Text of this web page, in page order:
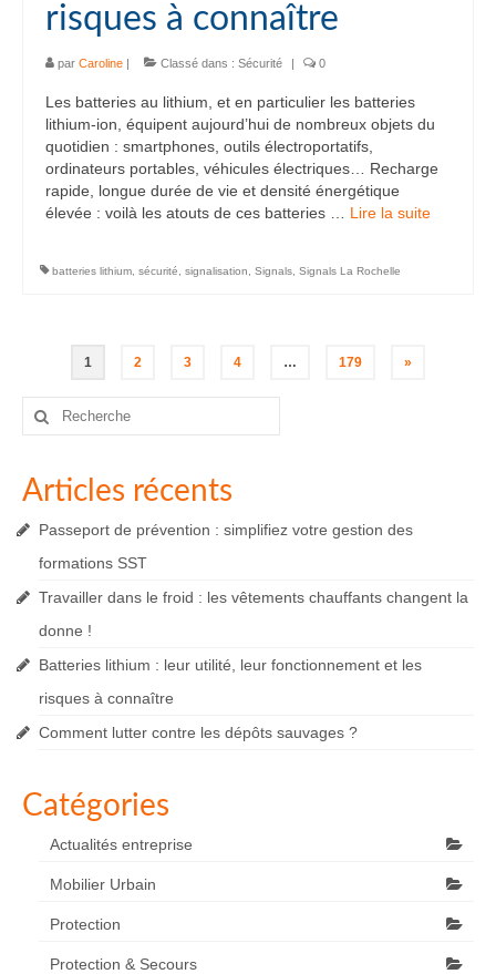
risques à connaître
par Caroline | Classé dans : Sécurité | 0
Les batteries au lithium, et en particulier les batteries
lithium-ion, équipent aujourd’hui de nombreux objets du
quotidien : smartphones, outils électroportatifs,
ordinateurs portables, véhicules électriques… Recharge
rapide, longue durée de vie et densité énergétique
élevée : voilà les atouts de ces batteries … Lire la suite­­
batteries lithium sécurité signalisation Signals Signals La Rochelle
Pagination
des
1 2 3 4 … 179 »
Rechercher
Articles récents
Passeport de prévention : simplifiez votre gestion des
formations SST
Travailler dans le froid : les vêtements chauffants changent la
donne !
Batteries lithium : leur utilité, leur fonctionnement et les
risques à connaître
Comment lutter contre les dépôts sauvages ?
Catégories
Actualités entreprise
Mobilier Urbain
Protection
Protection & Secours